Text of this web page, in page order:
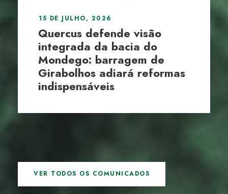
15 DE JULHO, 2026
Quercus defende visão
integrada da bacia do
Mondego: barragem de
Girabolhos adiará reformas
indispensáveis
VER TODOS OS COMUNICADOS